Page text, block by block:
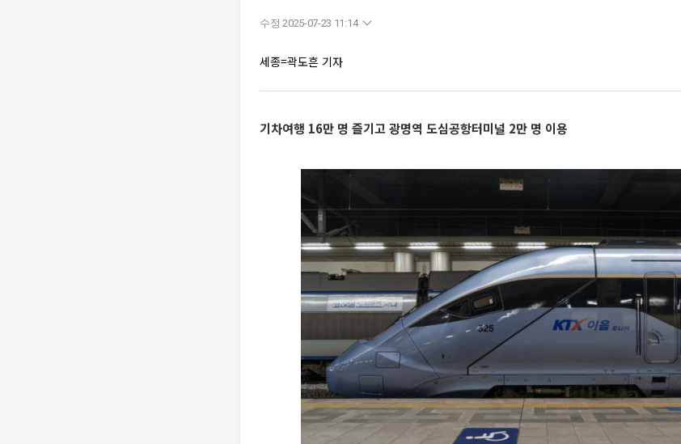
수정 2025-07-23 11:14
세종=곽도흔 기자
기차여행 16만 명 즐기고 광명역 도심공항터미널 2만 명 이용